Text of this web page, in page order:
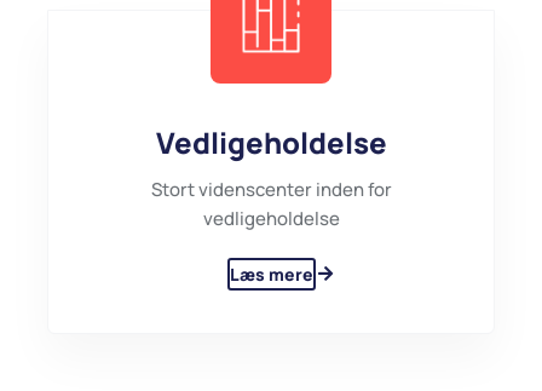
Vedligeholdelse
Stort videnscenter inden for
vedligeholdelse
Læs mere